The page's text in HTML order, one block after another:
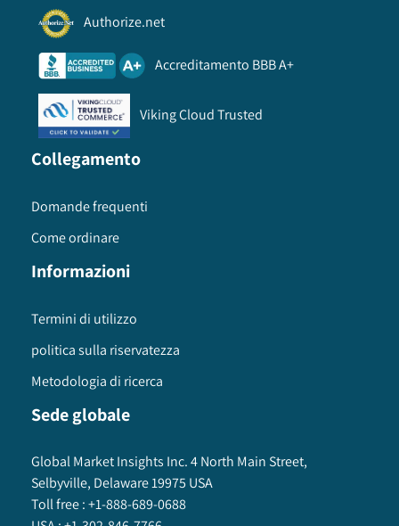
Authorize.net
Accreditamento BBB A+
Viking Cloud Trusted
Collegamento
Domande frequenti
Come ordinare
Informazioni
Termini di utilizzo
politica sulla riservatezza
Metodologia di ricerca
Sede globale
Global Market Insights Inc. 4 North Main Street,
Selbyville, Delaware 19975 USA
Toll free :+1-888-689-0688